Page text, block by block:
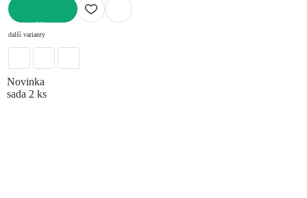
další varianty
Novinka
sada 2 ks